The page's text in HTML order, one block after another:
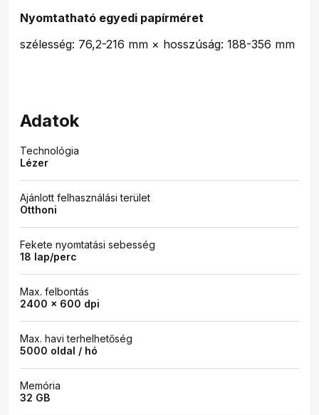
Nyomtatható egyedi papírméret
szélesség: 76,2-216 mm × hosszúság: 188-356 mm
Adatok
Technológia
Lézer
Ajánlott felhasználási terület
Otthoni
Fekete nyomtatási sebesség
18 lap/perc
Max. felbontás
2400 x 600 dpi
Max. havi terhelhetőség
5000 oldal / hó
Memória
32 GB